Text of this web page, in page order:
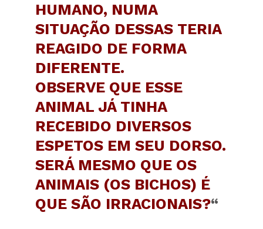
HUMANO, NUMA
SITUAÇÃO DESSAS TERIA
REAGIDO DE FORMA
DIFERENTE.
OBSERVE QUE ESSE
ANIMAL JÁ TINHA
RECEBIDO DIVERSOS
ESPETOS EM SEU DORSO.
SERÁ MESMO QUE OS
ANIMAIS (OS BICHOS) É
QUE SÃO IRRACIONAIS?“